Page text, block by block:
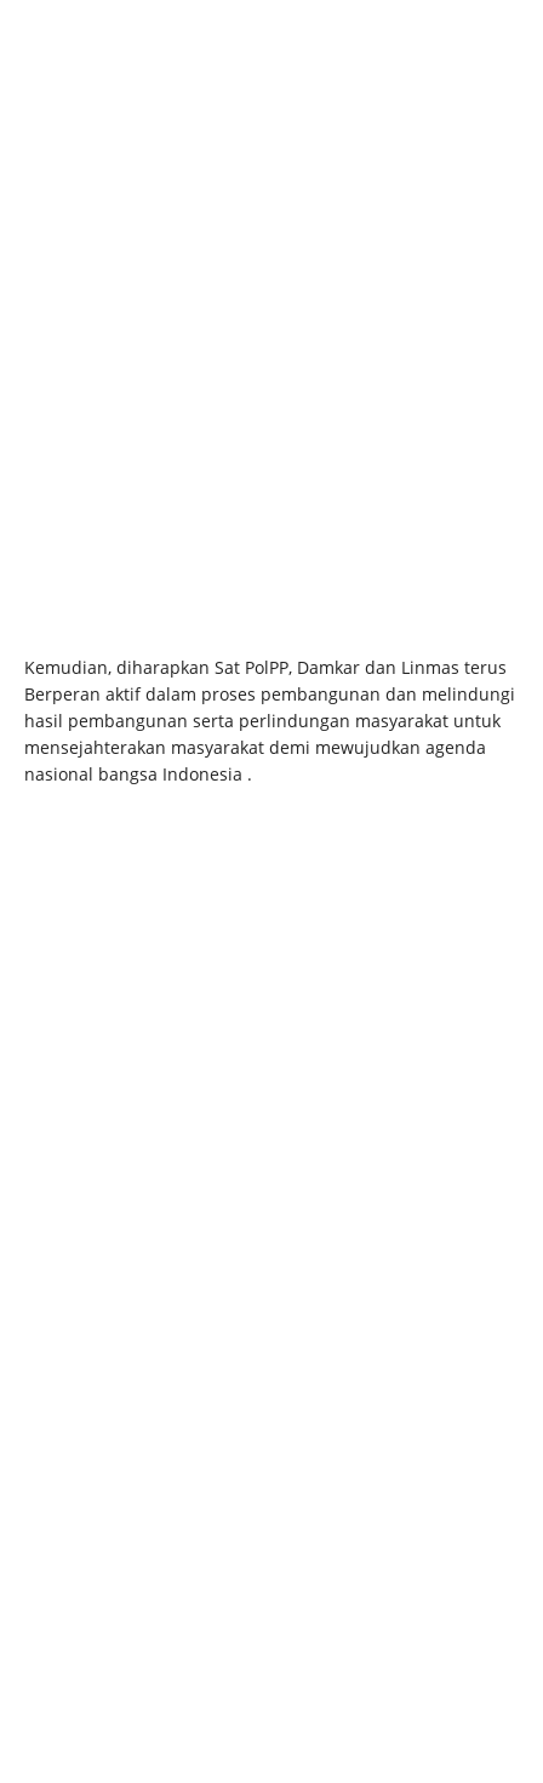
Kemudian, diharapkan Sat PolPP, Damkar dan Linmas terus
Berperan aktif dalam proses pembangunan dan melindungi
hasil pembangunan serta perlindungan masyarakat untuk
mensejahterakan masyarakat demi mewujudkan agenda
nasional bangsa Indonesia .